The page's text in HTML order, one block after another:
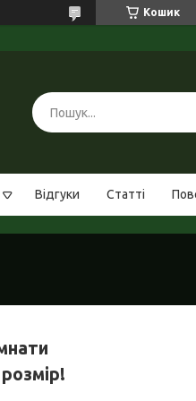
Кошик
Відгуки Статті